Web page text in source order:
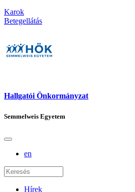
Karok
Betegellátás
Hallgatói Önkormányzat
Semmelweis Egyetem
en
Hírek